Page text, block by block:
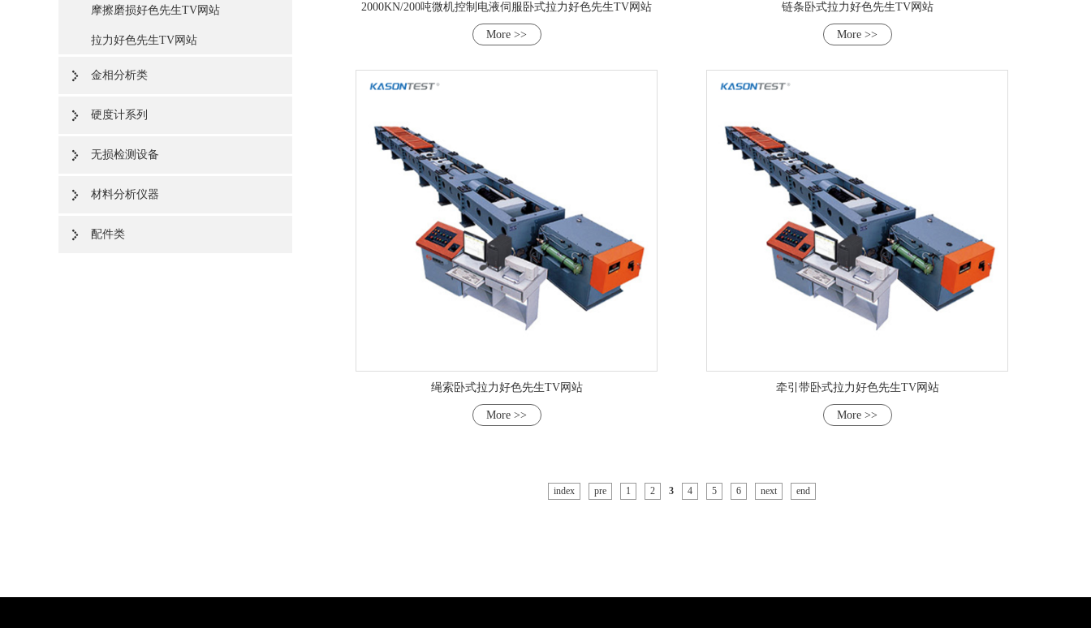
摩擦磨损好色先生TV网站
拉力好色先生TV网站
金相分析类
硬度计系列
无损检测设备
材料分析仪器
配件类
2000KN/200吨微机控制电液伺服卧式拉力好色先生TV网站
More >>
链条卧式拉力好色先生TV网站
More >>
绳索卧式拉力好色先生TV网站
More >>
牵引带卧式拉力好色先生TV网站
More >>
index pre 1 2 3 4 5 6 next end